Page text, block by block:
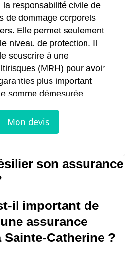
la responsabilité civile de
de dommage corporels
Elle permet seulement
niveau de protection. Il
souscrire à une
(MRH) pour avoir
plus important
somme démesurée.
son assurance
il important de
assurance
Sainte-Catherine ?